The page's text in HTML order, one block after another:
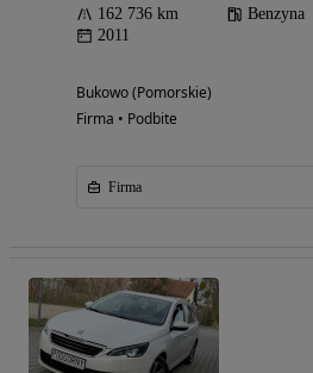
162 736 km Benzyna
2011
Bukowo (Pomorskie)
Firma • Podbite
Firma